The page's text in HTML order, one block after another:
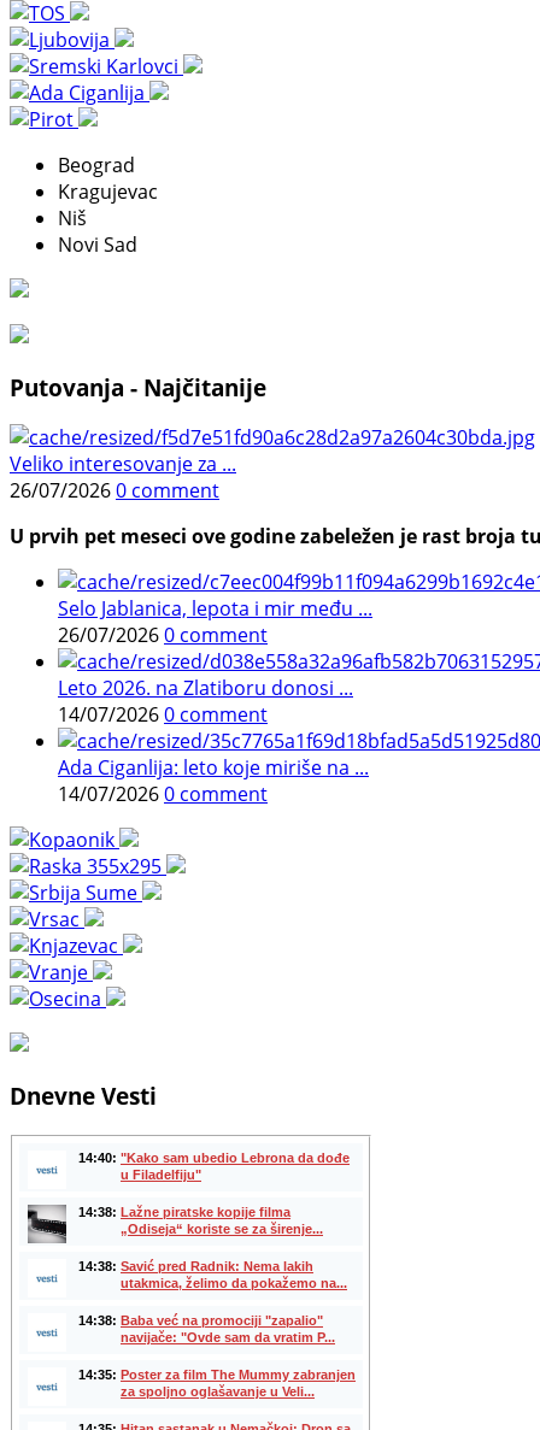
Beograd
Kragujevac
Niš
Novi Sad
Putovanja - Najčitanije
Veliko interesovanje za ...
26/07/20260 comment
U prvih pet meseci ove godine zabeležen je rast
Selo Jablanica, lepota i mir među ...
26/07/20260 comment
Leto 2026. na Zlatiboru donosi ...
14/07/20260 comment
Ada Ciganlija: leto koje miriše na ...
14/07/20260 comment
Dnevne Vesti